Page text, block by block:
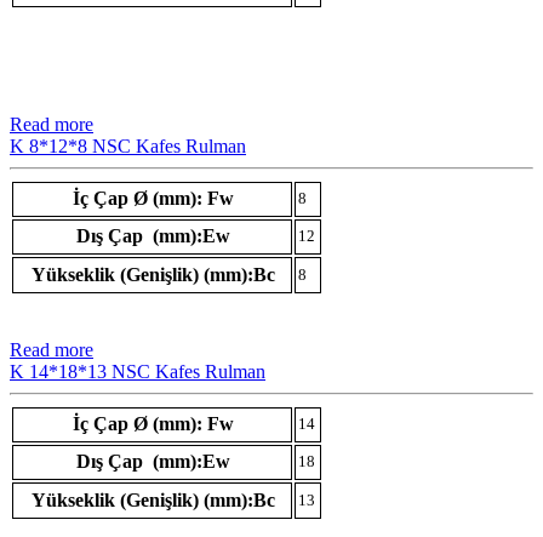
Read more
K 8*12*8 NSC Kafes Rulman
İç Çap Ø (mm): Fw 8
Dış Çap (mm):Ew 12
Yükseklik (Genişlik) (mm):Bc 8
Read more
K 14*18*13 NSC Kafes Rulman
İç Çap Ø (mm): Fw 14
Dış Çap (mm):Ew 18
Yükseklik (Genişlik) (mm):Bc 13